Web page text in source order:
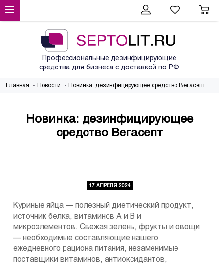
Профессиональные дезинфицирующие
средства для бизнеса с доставкой по РФ
Главная Новости Новинка: дезинфицирующее средство Вегасепт
Новинка: дезинфицирующее
средство Вегасепт
17 АПРЕЛЯ 2024
Куриные яйца — полезный диетический продукт,
источник белка, витаминов А и В и
микроэлементов. Свежая зелень, фрукты и овощи
— необходимые составляющие нашего
ежедневного рациона питания, незаменимые
поставщики витаминов, антиоксидантов,